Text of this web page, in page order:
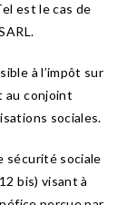
est le cas de
à l’impôt sur
au conjoint
sociales.
sécurité sociale
bis) visant à